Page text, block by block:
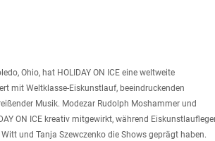
Ohio, hat HOLIDAY ON ICE eine weltweite
mit Weltklasse-Eiskunstlauf, beeindruckenden
Musik. Modezar Rudolph Moshammer und
ON ICE kreativ mitgewirkt, während
und Tanja Szewczenko die Shows geprägt haben.